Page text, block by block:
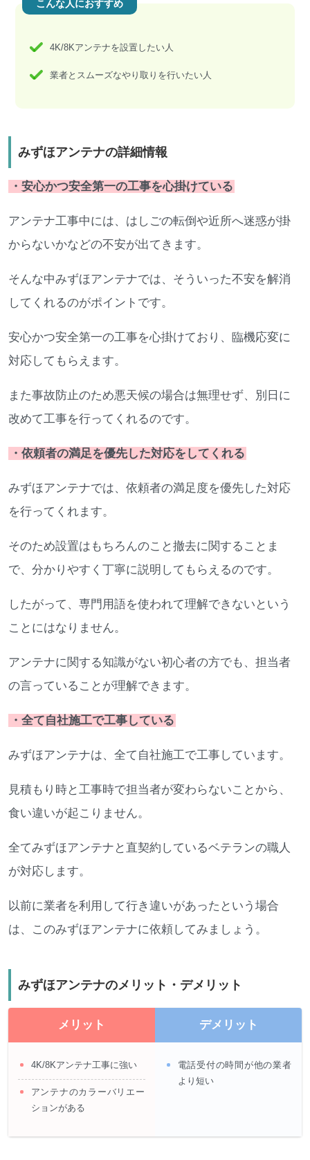
こんな人におすすめ
4K/8Kアンテナを設置したい人
業者とスムーズなやり取りを行いたい人
みずほアンテナの詳細情報
・安心かつ安全第一の工事を心掛けている
アンテナ工事中には、はしごの転倒や近所へ迷惑が掛
からないかなどの不安が出てきます。
そんな中みずほアンテナでは、そういった不安を解消
してくれるのがポイントです。
安心かつ安全第一の工事を心掛けており、臨機応変に
対応してもらえます。
また事故防止のため悪天候の場合は無理せず、別日に
改めて工事を行ってくれるのです。
・依頼者の満足を優先した対応をしてくれる
みずほアンテナでは、依頼者の満足度を優先した対応
を行ってくれます。
そのため設置はもちろんのこと撤去に関することま
で、分かりやすく丁寧に説明してもらえるのです。
したがって、専門用語を使われて理解できないという
ことにはなりません。
アンテナに関する知識がない初心者の方でも、担当者
の言っていることが理解できます。
・全て自社施工で工事している
みずほアンテナは、全て自社施工で工事しています。
見積もり時と工事時で担当者が変わらないことから、
食い違いが起こりません。
全てみずほアンテナと直契約しているベテランの職人
が対応します。
以前に業者を利用して行き違いがあったという場合
は、このみずほアンテナに依頼してみましょう。
みずほアンテナのメリット・デメリット
メリット
4K/8Kアンテナ工事に強い
アンテナのカラーバリエー
ションがある
デメリット
電話受付の時間が他の業者
より短い